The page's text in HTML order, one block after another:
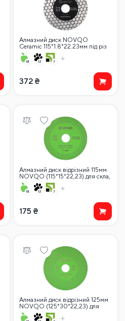
Алмазний диск NOVQO
Ceramic 115*1.8*22.23мм під різ
45 градусів
372 ₴
Алмазний диск відрізний 115мм
NOVQO (115*15*22,23) для скла,
кераміки і плиткиd
175 ₴
Алмазний диск відрізний 125мм
NOVQO (125*30*22,23) для
скла, кераміки і плитки